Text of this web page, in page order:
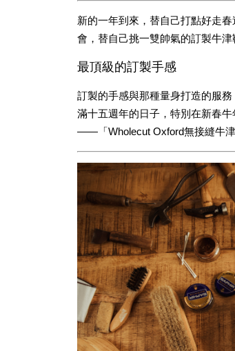
新的一年到來，替自己打點好走
會，替自己挑一雙帥氣的訂製牛津
最頂級的訂製手感
訂製的手感與那種量身打造的服
滿十五週年的日子，特別在新春
——「Wholecut Oxford無接縫牛津